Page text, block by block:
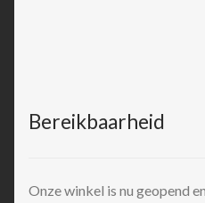
Bereikbaarheid
Onze winkel is nu geopend